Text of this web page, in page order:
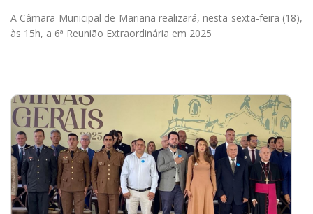
A Câmara Municipal de Mariana realizará, nesta sexta-feira (18),
às 15h, a 6ª Reunião Extraordinária em 2025